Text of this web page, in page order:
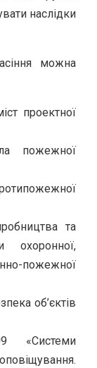
наслідки
можна
проектної
пожежної
та
охоронної,
пожежної
об’єктів
«Системи